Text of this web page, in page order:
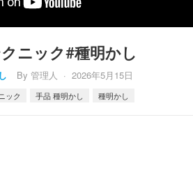
ニック#種明かし
By管理人 · 2026年5月15日
ック 手品 種明かし 種明かし